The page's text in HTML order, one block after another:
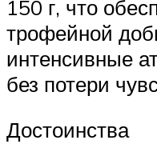
150 г, что
трофейной
интенсивные
без потери
Достоинства